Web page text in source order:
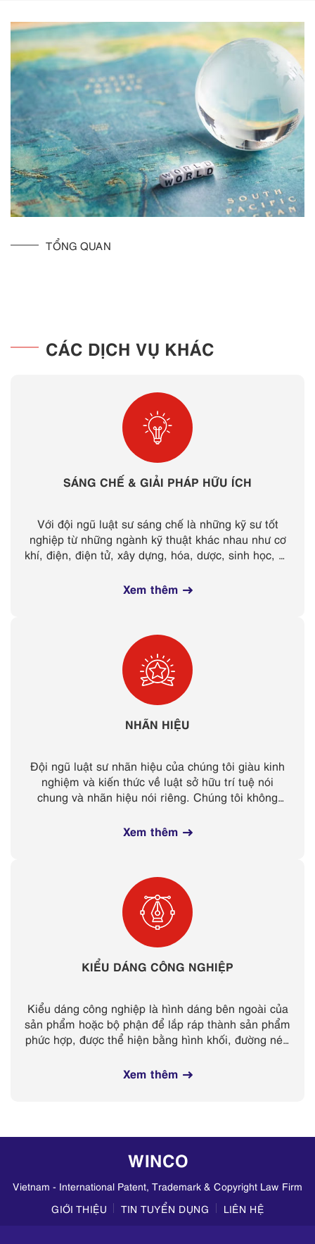
TỔNG QUAN
CÁC DỊCH VỤ KHÁC
SÁNG CHẾ & GIẢI PHÁP HỮU ÍCH
Với đội ngũ luật sư sáng chế là những kỹ sư tốt
nghiệp từ những ngành kỹ thuật khác nhau như cơ
khí, điện, điện tử, xây dựng, hóa, dược, sinh học, và
Xem thêm
NHÃN HIỆU
Đội ngũ luật sư nhãn hiệu của chúng tôi giàu kinh
nghiệm và kiến thức về luật sở hữu trí tuệ nói
chung và nhãn hiệu nói riêng. Chúng tôi không
Xem thêm
KIỂU DÁNG CÔNG NGHIỆP
Kiểu dáng công nghiệp là hình dáng bên ngoài của
sản phẩm hoặc bộ phận để lắp ráp thành sản phẩm
phức hợp, được thể hiện bằng hình khối, đường nét,
Xem thêm
WINCO
Vietnam - International Patent, Trademark & Copyright Law Firm
GIỚI THIỆU
TIN TUYỂN DỤNG LIÊN HỆ